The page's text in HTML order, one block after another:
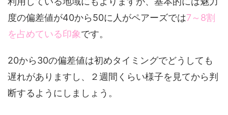
度の偏差値が40から50に人がペアーズでは7～8割
を占めている印象です。
20から30の偏差値は初めタイミングでどうしても
遅れがありますし、２週間くらい様子を見てから判
断するようにしましょう。